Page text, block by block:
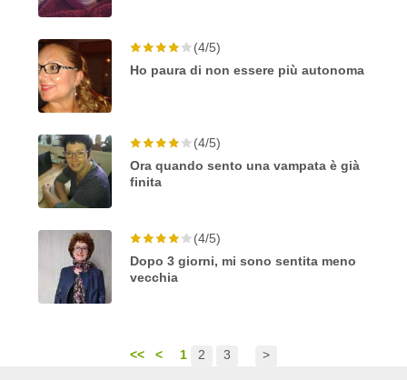
(4/5)
Ho paura di non essere più autonoma
(4/5)
Ora quando sento una vampata è già
finita
(4/5)
Dopo 3 giorni, mi sono sentita meno
vecchia
<< < 1 2 3 >